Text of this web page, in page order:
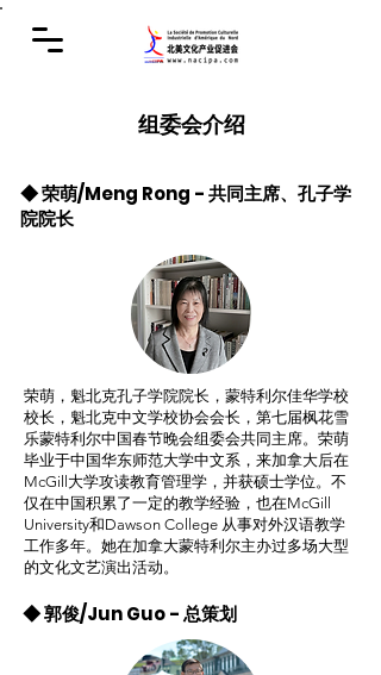
组委会介绍
◆ 荣萌/Meng Rong - 共同主席、孔子学
院院长
荣萌，魁北克孔子学院院长，蒙特利尔佳华学校
校长，魁北克中文学校协会会长，第七届枫花雪
乐蒙特利尔中国春节晚会组委会共同主席。荣萌
毕业于中国华东师范大学中文系，来加拿大后在
McGill大学攻读教育管理学，并获硕士学位。不
仅在中国积累了一定的教学经验，也在McGill
University和Dawson College 从事对外汉语教学
工作多年。她在加拿大蒙特利尔主办过多场大型
的文化文艺演出活动。
◆ 郭俊/Jun Guo - 总策划